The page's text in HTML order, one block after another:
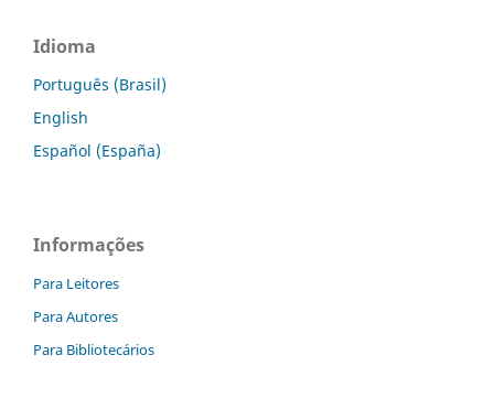
Idioma
Português (Brasil)
English
Español (España)
Informações
Para Leitores
Para Autores
Para Bibliotecários